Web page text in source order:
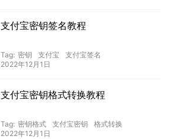
支付宝密钥签名教程
Tag: 密钥 支付宝
支付宝签名
2022年12月1日
支付宝密钥格式转换教程
Tag: 密钥格式 支付宝密钥
格式转换
2022年12月1日